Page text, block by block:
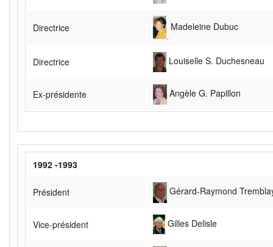
Directrice Madeleine Dubuc
Directrice Louiselle S. Duchesneau
Ex-présidente Angèle G. Papillon
1992 -1993
Président Gérard-Raymond
Vice-président Gilles Delisle